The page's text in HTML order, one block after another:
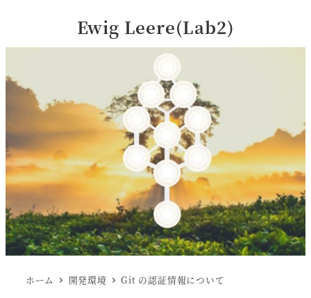
Ewig Leere(Lab2)
ホーム 開発環境 Git の認証情報について